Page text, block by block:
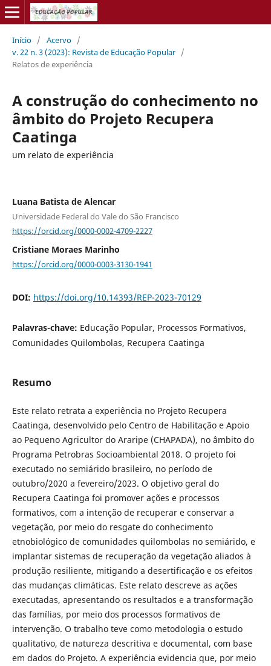
Início / Acervo /
v. 22 n. 3 (2023): Revista de Educação Popular /
Relatos de experiência
A construção do conhecimento no
âmbito do Projeto Recupera
Caatinga
um relato de experiência
Luana Batista de Alencar
Universidade Federal do Vale do São Francisco
https://orcid.org/0000-0002-4709-2227
Cristiane Moraes Marinho
https://orcid.org/0000-0003-3130-1941
DOI: https://doi.org/10.14393/REP-2023-70129
Palavras-chave: Educação Popular, Processos Formativos,
Comunidades Quilombolas, Recupera Caatinga
Resumo
Este relato retrata a experiência no Projeto Recupera
Caatinga, desenvolvido pelo Centro de Habilitação e Apoio
ao Pequeno Agricultor do Araripe (CHAPADA), no âmbito do
Programa Petrobras Socioambiental 2018. O projeto foi
executado no semiárido brasileiro, no período de
outubro/2020 a fevereiro/2023. O objetivo geral do
Recupera Caatinga foi promover ações e processos
formativos, com a intenção de recuperar e conservar a
vegetação, por meio do resgate do conhecimento
etnobiológico de comunidades quilombolas no semiárido, e
implantar sistemas de recuperação da vegetação aliados à
produção resiliente, mitigando a desertificação e os efeitos
das mudanças climáticas. Este relato descreve as ações
executadas, apresentando os resultados e a transformação
das famílias, por meio dos processos formativos de
intervenção. O trabalho teve como metodologia o estudo
qualitativo, de natureza descritiva e documental, com base
em dados do Projeto. A experiência evidencia que, por meio